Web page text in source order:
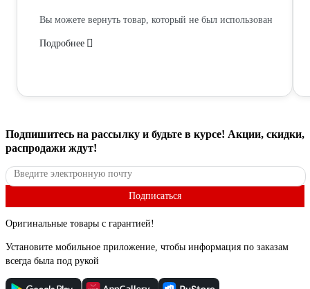
Вы можете вернуть товар, который не был использован
Подробнее
Подпишитесь на рассылку и будьте в курсе! Акции, скидки,
распродажи ждут!
Подписаться
Оригинальные товары с гарантией!
Установите мобильное приложение, чтобы информация по заказам
всегда была под рукой